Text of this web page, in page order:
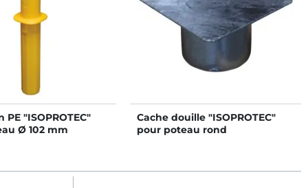
PE "ISOPROTEC"
Ø 102 mm
Cache douille "ISOPROTEC"
pour poteau rond